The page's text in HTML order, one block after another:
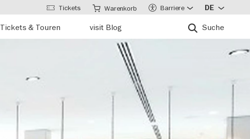
Tickets & Touren visit Blog Suche
Tickets Warenkorb Barriere DE